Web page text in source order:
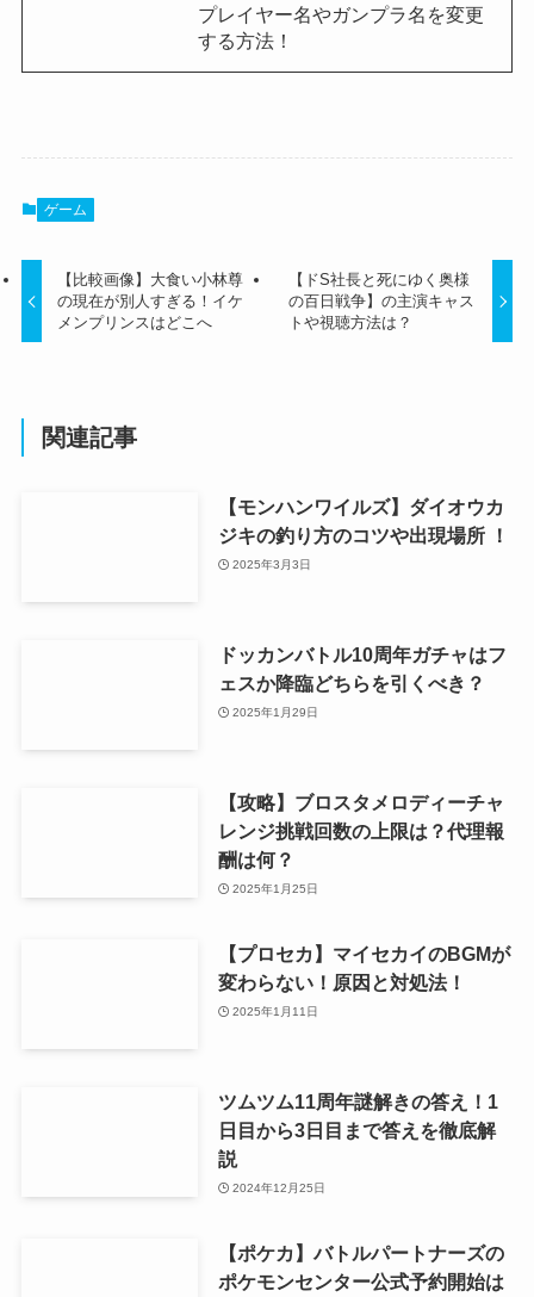
プレイヤー名やガンプラ名を変更
する方法！
ゲーム
【比較画像】大食い小林尊
の現在が別人すぎる！イケ
メンプリンスはどこへ
【ドS社長と死にゆく奥様
の百日戦争】の主演キャス
トや視聴方法は？
関連記事
【モンハンワイルズ】ダイオウカ
ジキの釣り方のコツや出現場所 ！
2025年3月3日
ドッカンバトル10周年ガチャはフ
ェスか降臨どちらを引くべき？
2025年1月29日
【攻略】ブロスタメロディーチャ
レンジ挑戦回数の上限は？代理報
酬は何？
2025年1月25日
【プロセカ】マイセカイのBGMが
変わらない！原因と対処法！
2025年1月11日
ツムツム11周年謎解きの答え！1
日目から3日目まで答えを徹底解
説
2024年12月25日
【ポケカ】バトルパートナーズの
ポケモンセンター公式予約開始は